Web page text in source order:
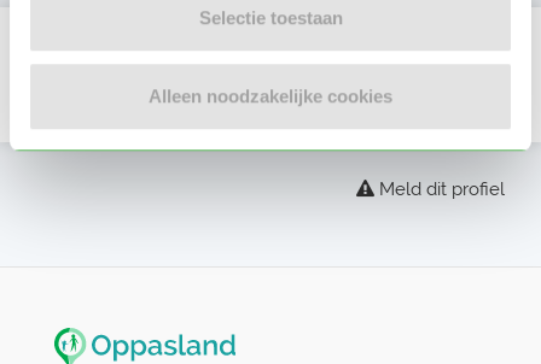
Selectie toestaan
Alleen noodzakelijke cookies
Er zijn nog geen beoordelingen
Meld dit profiel